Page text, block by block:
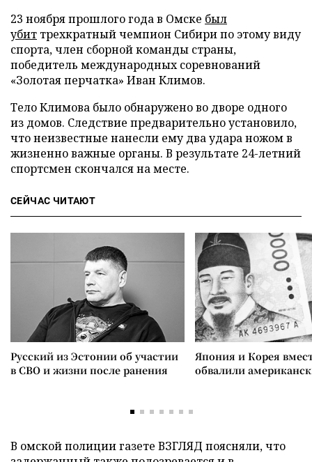
23 ноября прошлого года в Омске был
убит трехкратный чемпион Сибири по этому виду
спорта, член сборной команды страны,
победитель международных соревнований
«Золотая перчатка» Иван Климов.
Тело Климова было обнаружено во дворе одного
из домов. Следствие предварительно установило,
что неизвестные нанесли ему два удара ножом в
жизненно важные органы. В результате 24-летний
спортсмен скончался на месте.
СЕЙЧАС ЧИТАЮТ
Русский из Эстонии об участии
в СВО и жизни после ранения
Япония и Корея
обвалили
В омской полиции газете ВЗГЛЯД поясняли, что